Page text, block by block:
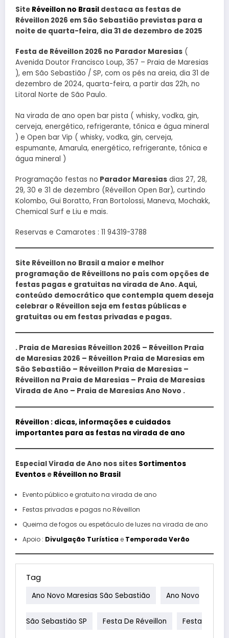
Site Réveillon no Brasil destaca as festas de
Réveillon 2026 em São Sebastião previstas para a
noite de quarta-feira, dia 31 de dezembro de 2025
Festa de Réveillon 2026 no Parador Maresias (
Avenida Doutor Francisco Loup, 357 – Praia de Maresias
), em São Sebastião / SP, com os pés na areia, dia 31 de
dezembro de 2024, quarta-feira, a partir das 22h, no
Litoral Norte de São Paulo.
Na virada de ano open bar pista ( whisky, vodka, gin,
cerveja, energético, refrigerante, tônica e água mineral
) e Open bar Vip ( whisky, vodka, gin, cerveja,
espumante, Amarula, energético, refrigerante, tônica e
água mineral )
Programação festas no Parador Maresias dias 27, 28,
29, 30 e 31 de dezembro (Réveillon Open Bar), curtindo
Kolombo, Gui Boratto, Fran Bortolossi, Maneva, Mochakk,
Chemical Surf e Liu e mais.
Reservas e Camarotes : 11 94319-3788
Site Réveillon no Brasil a maior e melhor
programação de Réveillons no país com opções de
festas pagas e gratuitas na virada de Ano. Aqui,
conteúdo democrático que contempla quem deseja
celebrar o Réveillon seja em festas públicas e
gratuitas ou em festas privadas e pagas.
. Praia de Maresias Réveillon 2026 – Réveillon Praia
de Maresias 2026 – Réveillon Praia de Maresias em
São Sebastião – Réveillon Praia de Maresias –
Réveillon na Praia de Maresias – Praia de Maresias
Virada de Ano – Praia de Maresias Ano Novo .
Réveillon : dicas, informações e cuidados
importantes para as festas na virada de ano
Especial Virada de Ano nos sites Sortimentos
Eventos e Réveillon no Brasil
Evento público e gratuito na virada de ano
Festas privadas e pagas no Réveillon
Queima de fogos ou espetáculo de luzes na virada de ano
Apoio : Divulgação Turísticae Temporada Verão
Tag
Ano Novo Maresias São Sebastião Ano Novo
São Sebastião SP Festa De Réveillon Festa